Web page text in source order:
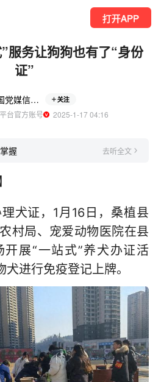
打开APP
服务让狗狗也有了“身份
证”
全国党媒信息公共平台 关注
台官方账号
  2025-1-17 04:16
握 去听全文
犬证，1月16日，桑植县
村局、宠爱动物医院在县
展“一站式”养犬办证活
进行免疫登记上牌。